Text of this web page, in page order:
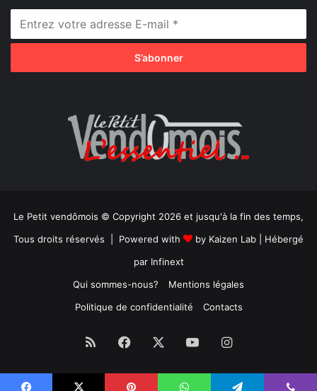
Le Petit vendômois © Copyright 2026 et jusqu'à la fin des temps,
Tous droits réservés | Powered with
by Kaizen Lab | Hébergé
par Infinext
Qui sommes-nous?
Mentions légales
Politique de confidentialité
Contacts
RSS Facebook YouTubeInstagram